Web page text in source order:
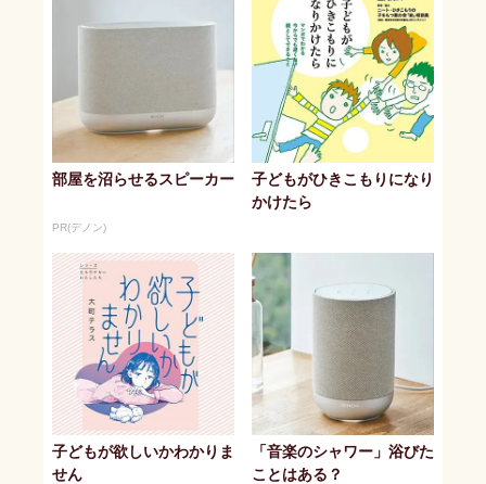
部屋を沼らせるスピーカー
PR(デノン)
子どもがひきこもりになり
かけたら
子どもが欲しいかわかりま
せん
「音楽のシャワー」浴びた
ことはある？